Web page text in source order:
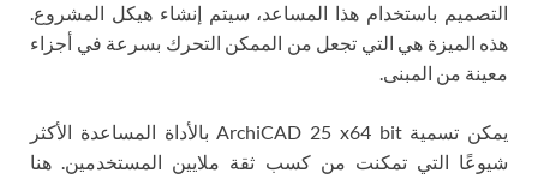
التصميم باستخدام هذا المساعد، سيتم إنشاء هيكل المشروع.
هذه الميزة هي التي تجعل من الممكن التحرك بسرعة في أجزاء
معينة من المبنى.
يمكن تسمية ArchiCAD 25 x64 bit بالأداة المساعدة الأكثر
شيوعًا التي تمكنت من كسب ثقة ملايين المستخدمين. هنا